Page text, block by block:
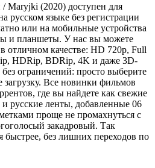
(2020) доступен для
русском языке без регистрации
или на мобильные устройства
и планшеты. У нас вы можете
отличном качестве: HD 720p, Full
HDRip, BDRip, 4K и даже 3D-
ограничений: просто выберите
загрузку. Все новинки фильмов
где вы найдете как свежие
русские ленты, добавленные 06
проще не промахнуться с
закадровый. Так
быстрее, без лишних переходов по